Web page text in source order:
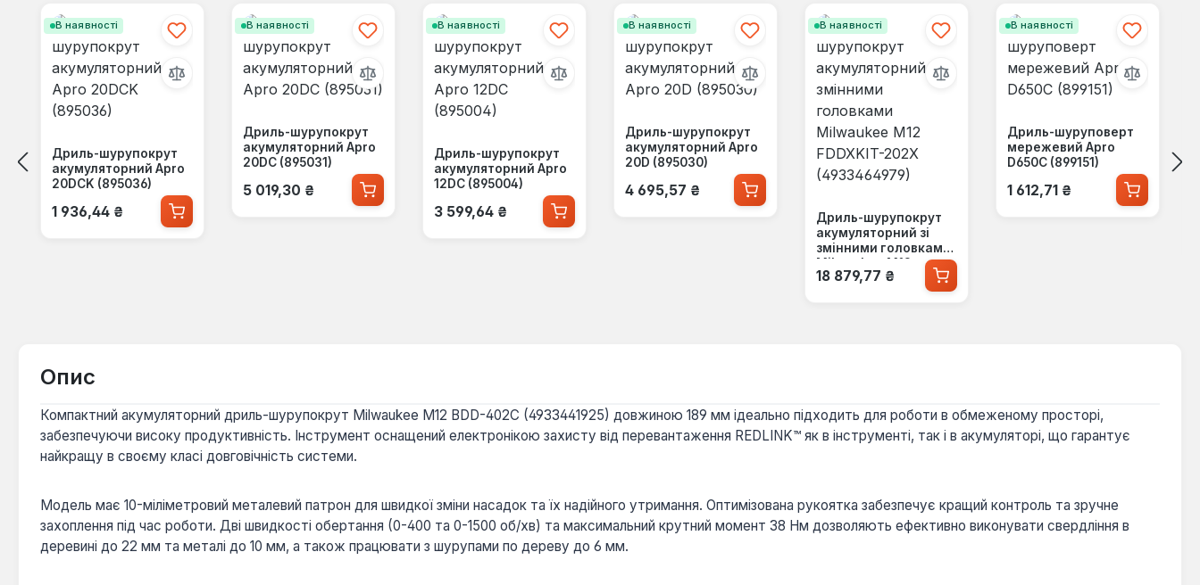
В наявності
Дриль-шурупокрут
акумуляторний Apro
20DCK (895036)
Звичайна ціна:
1 936,44 ₴
В наявності
Дриль-шурупокрут
акумуляторний Apro
20DC (895031)
Звичайна ціна:
5 019,30 ₴
В наявності
Дриль-шурупокрут
акумуляторний Apro
12DC (895004)
Звичайна ціна:
3 599,64 ₴
В наявності
Дриль-шурупокрут
акумуляторний Apro
20D (895030)
Звичайна ціна:
4 695,57 ₴
В наявності
Дриль-шурупокрут
акумуляторний зі
змінними головками
Milwaukee M12
FDDXKIT-202X
Звичайна ціна:
18 879,77 ₴
В наявності
Дриль-шуруповерт
мережевий Apro
D650C (899151)
Звичайна ціна:
1 612,71 ₴
Опис
Компактний акумуляторний дриль-шурупокрут Milwaukee M12 BDD-402C (4933441925) довжиною 189 мм ідеально підходить для роботи в обмеженому просторі,
забезпечуючи високу продуктивність. Інструмент оснащений електронікою захисту від перевантаження REDLINK™ як в інструменті, так і в акумуляторі, що гарантує
найкращу в своєму класі довговічність системи.
Модель має 10-міліметровий металевий патрон для швидкої зміни насадок та їх надійного утримання. Оптимізована рукоятка забезпечує кращий контроль та зручне
захоплення під час роботи. Дві швидкості обертання (0-400 та 0-1500 об/хв) та максимальний крутний момент 38 Нм дозволяють ефективно виконувати свердління в
деревині до 22 мм та металі до 10 мм, а також працювати з шурупами по дереву до 6 мм.